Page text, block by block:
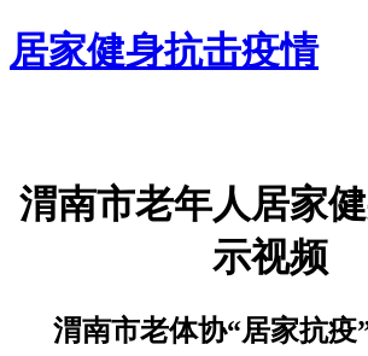
居家健身抗击疫情
渭南市老年人居家
示视频
渭南市老体协“居家抗疫